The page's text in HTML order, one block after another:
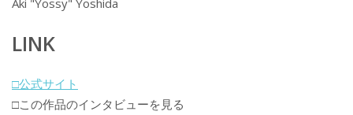
Aki "Yossy" Yoshida
LINK
□公式サイト
□この作品のインタビューを見る